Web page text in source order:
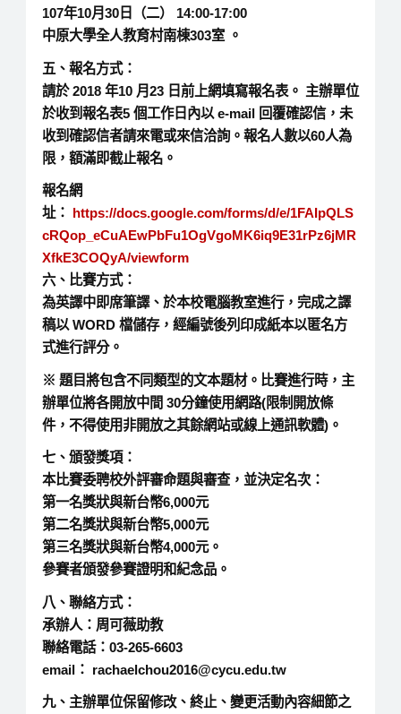
107年10月30日（二） 14:00-17:00
中原大學全人教育村南棟303室 。
五、報名方式：
請於 2018 年10 月23 日前上網填寫報名表。 主辦單位
於收到報名表5 個工作日內以 e-mail 回覆確認信，未
收到確認信者請來電或來信洽詢。報名人數以60人為
限，額滿即截止報名。
報名網
址： https://docs.google.com/forms/d/e/1FAIpQLS
cRQop_eCuAEwPbFu1OgVgoMK6iq9E31rPz6jMR
XfkE3COQyA/viewform
六、比賽方式：
為英譯中即席筆譯、於本校電腦教室進行，完成之譯
稿以 WORD 檔儲存，經編號後列印成紙本以匿名方
式進行評分。
※ 題目將包含不同類型的文本題材。比賽進行時，主
辦單位將各開放中間 30分鐘使用網路(限制開放條
件，不得使用非開放之其餘網站或線上通訊軟體)。
七、頒發獎項：
本比賽委聘校外評審命題與審查，並決定名次：
第一名獎狀與新台幣6,000元
第二名獎狀與新台幣5,000元
第三名獎狀與新台幣4,000元。
參賽者頒發參賽證明和紀念品。
八、聯絡方式：
承辦人：周可薇助教
聯絡電話：03-265-6603
email： rachaelchou2016@cycu.edu.tw
九、主辦單位保留修改、終止、變更活動內容細節之